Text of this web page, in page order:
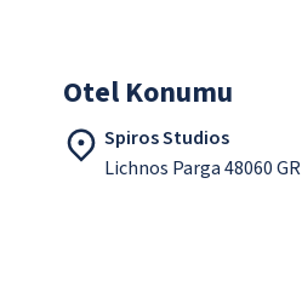
Otel Konumu
Spiros Studios
Lichnos Parga 48060 GR